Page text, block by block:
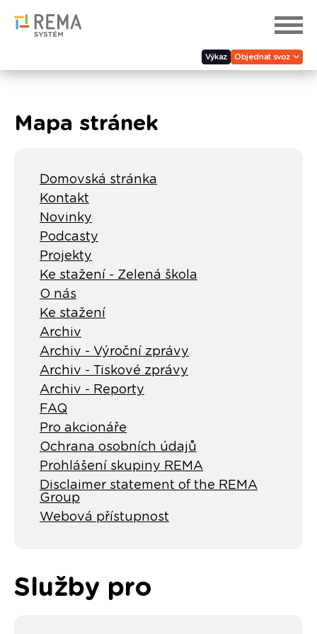
Výkaz Objednat svoz
Mapa stránek
Domovská stránka
Kontakt
Novinky
Podcasty
Projekty
Ke stažení - Zelená škola
O nás
Ke stažení
Archiv
Archiv - Výroční zprávy
Archiv - Tiskové zprávy
Archiv - Reporty
FAQ
Pro akcionáře
Ochrana osobních údajů
Prohlášení skupiny REMA
Disclaimer statement of the REMA
Group
Webová přístupnost
Služby pro